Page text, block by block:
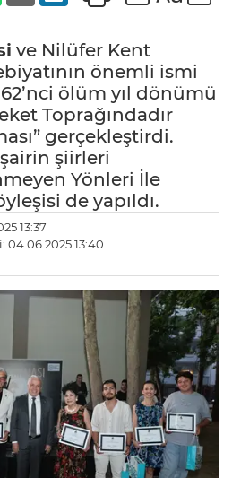
ve Nilüfer Kent
önemli ismi
ölüm yıl dönümü
Toprağındadır
gerçekleştirdi.
şiirleri
Yönleri İle
de yapıldı.
13:37
13:40